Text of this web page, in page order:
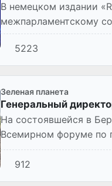
В немецком издании
межпарламентскому
5223
Зеленая планета
Генеральный
На состоявшейся в
Всемирном форуме по
директор ФАО Цюй
912